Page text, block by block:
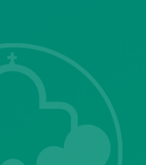
415-417 Τ.Κ.15343